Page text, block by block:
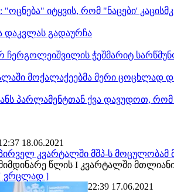
იტყვის, რომ "ნაცები'
დაკვლას გადაურჩა
ჩერგოლეიშვილის ჭეშმარიტ
მოქალაქეებმა მერი ცოცხლად
პარლამენტთან ქვა დავუდოთ,
18.06.2021
კვარტალში მშპ-ს მოცულობამ
წლის I კვარტალში
ვრცლად ]
22:39 17.06.2021